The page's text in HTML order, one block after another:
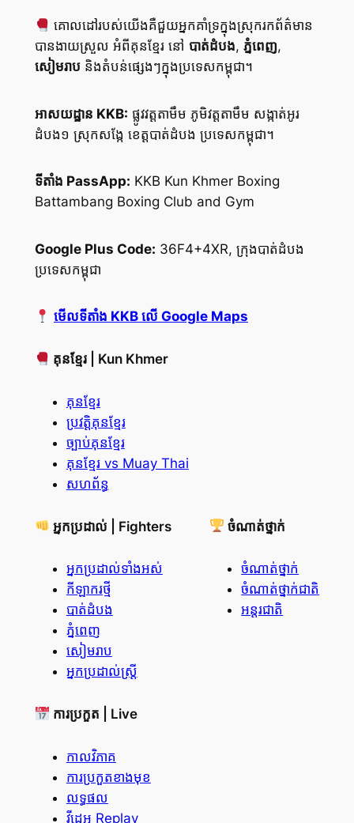
គោលដៅរបស់យើងគឺជួយអ្នកគាំទ្រក្នុងស្រុករកព័ត៌មាន
បានងាយស្រួល អំពីគុនខ្មែរ នៅ បាត់ដំបង, ភ្នំពេញ,
សៀមរាបនិងតំបន់ផ្សេងៗក្នុងប្រទេសកម្ពុជា។
អាសយដ្ឋាន KKB: ផ្លូវវត្តតាមឹម ភូមិវត្តតាមឹម សង្កាត់អូរ
ដំបង១ ស្រុកសង្កែ ខេត្តបាត់ដំបង ប្រទេសកម្ពុជា។
ទីតាំង PassApp: KKB Kun Khmer Boxing
Battambang Boxing Club and Gym
Google Plus Code: 36F4+4XR, ក្រុងបាត់ដំបង
ប្រទេសកម្ពុជា
មើលទីតាំង KKB លើ Google Maps
គុនខ្មែរ | Kun Khmer
គុនខ្មែរ
ប្រវត្តិគុនខ្មែរ
ច្បាប់គុនខ្មែរ
គុនខ្មែរ vs Muay Thai
សហព័ន្ធ
អ្នកប្រដាល់ | Fighters
អ្នកប្រដាល់ទាំងអស់
កីឡាករថ្មី
បាត់ដំបង
ភ្នំពេញ
សៀមរាប
អ្នកប្រដាល់ស្ត្រី
ចំណាត់ថ្នាក់
ចំណាត់ថ្នាក់
ចំណាត់ថ្នាក់ជាតិ
អន្តរជាតិ
ការប្រកួត | Live
កាលវិភាគ
ការប្រកួតខាងមុខ
លទ្ធផល
វីដេអូ Replay